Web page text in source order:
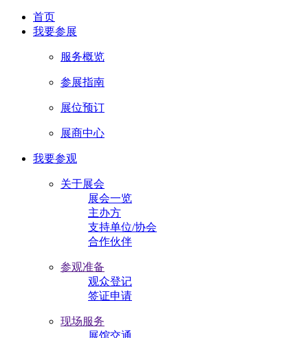
首页
我要参展
服务概览
参展指南
展位预订
展商中心
我要参观
关于展会
展会一览
主办方
支持单位/协会
合作伙伴
参观准备
观众登记
签证申请
现场服务
展馆交通